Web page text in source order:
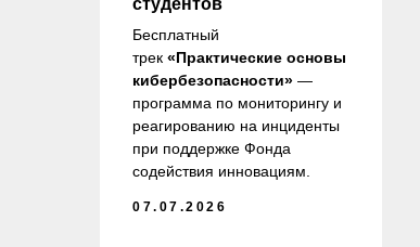
студентов
Бесплатный
трек «Практические основы
кибербезопасности» —
программа по мониторингу и
реагированию на инциденты
при поддержке Фонда
содействия инновациям.
07.07.2026